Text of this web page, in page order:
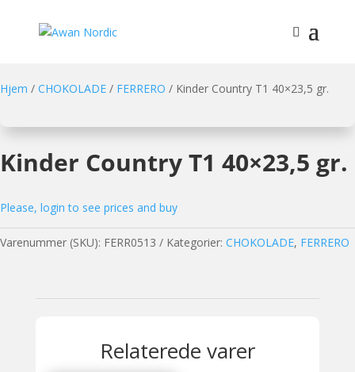
Hjem / CHOKOLADE / FERRERO / Kinder Country T1 40×23,5 gr.
Kinder Country T1 40×23,5 gr.
Please, login to see prices and buy
Varenummer (SKU): FERR0513 Kategorier: CHOKOLADE, FERRERO
Relaterede varer